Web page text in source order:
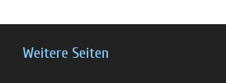
Weitere Seiten